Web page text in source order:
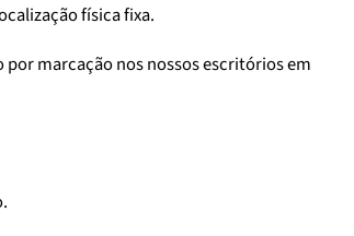
física fixa.
marcação nos nossos escritórios em